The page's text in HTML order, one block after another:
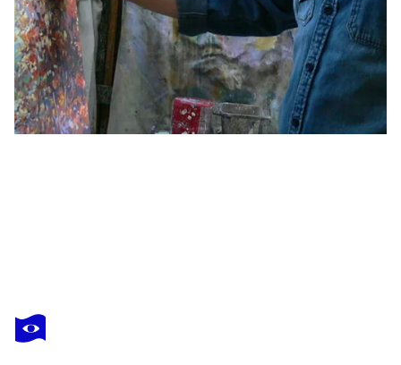
MARIUSZ KALDOWSKI
Pergola